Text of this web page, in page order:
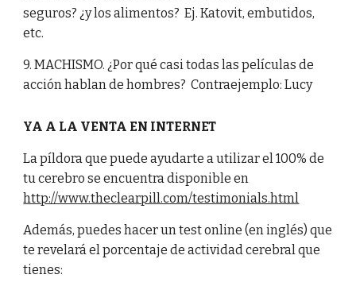
seguros? ¿y los alimentos? Ej. Katovit, embutidos,
etc.
9. MACHISMO. ¿Por qué casi todas las películas de
acción hablan de hombres? Contraejemplo: Lucy
YA A LA VENTA EN INTERNET
La píldora que puede ayudarte a utilizar el 100% de
tu cerebro se encuentra disponible en
http://www.theclearpill.com/testimonials.html
Además, puedes hacer un test online (en inglés) que
te revelará el porcentaje de actividad cerebral que
tienes: